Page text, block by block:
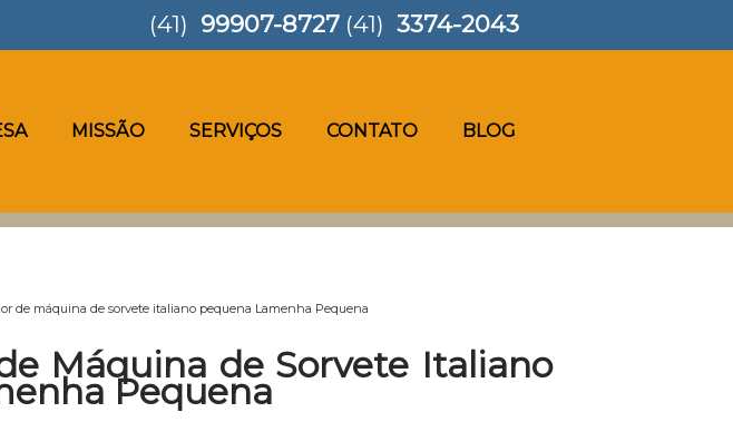
MISSÃO SERVIÇOS CONTATO BLOG
(41) 99907-8727 (41) 3374-2043
de máquina de sorvete italiano pequena Lamenha Pequena
Máquina de Sorvete Italiano
Pequena